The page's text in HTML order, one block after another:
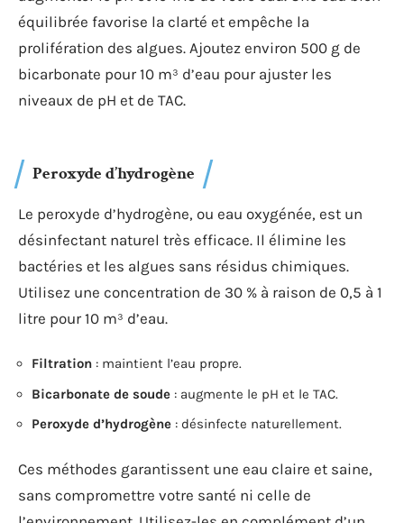
équilibrée favorise la clarté et empêche la
prolifération des algues. Ajoutez environ 500 g de
bicarbonate pour 10 m³ d’eau pour ajuster les
niveaux de pH et de TAC.
Peroxyde d’hydrogène
Le peroxyde d’hydrogène, ou eau oxygénée, est un
désinfectant naturel très efficace. Il élimine les
bactéries et les algues sans résidus chimiques.
Utilisez une concentration de 30 % à raison de 0,5 à 1
litre pour 10 m³ d’eau.
Filtration : maintient l’eau propre.
Bicarbonate de soude : augmente le pH et le TAC.
Peroxyde d’hydrogène : désinfecte naturellement.
Ces méthodes garantissent une eau claire et saine,
sans compromettre votre santé ni celle de